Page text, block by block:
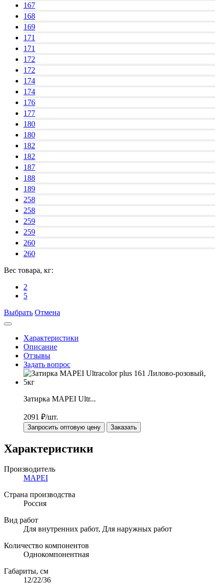
167
168
169
171
171
172
172
174
174
176
177
180
180
182
182
187
188
189
258
258
259
259
260
260
Вес товара, кг:
2
5
Выбрать Отмена
Характеристики
Описание
Отзывы
Задать вопрос
Затирка MAPEI Ultr...
2091 ₽/шт.
Запросить оптовую цену Заказать
Характеристики
Производитель
MAPEI
Страна производства
Россия
Вид работ
Для внутренних работ, Для наружных работ
Количество компонентов
Однокомпонентная
Габариты, см
12/22/36